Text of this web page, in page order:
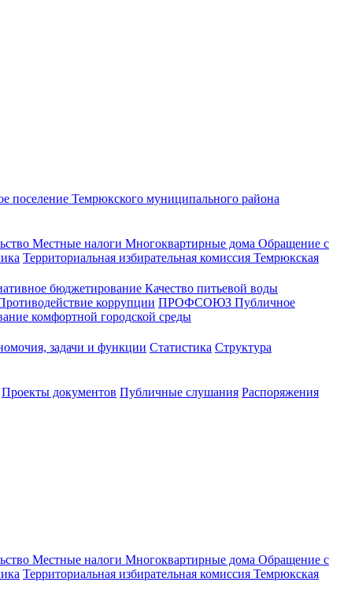
поселение Темрюкского муниципального района
Местные налоги Многоквартирные дома Обращение с
Территориальная избирательная комиссия Темрюкская
бюджетирование Качество питьевой воды
коррупции ПРОФСОЮЗ Публичное
комфортной городской среды
задачи и функции Статистика Структура
Проекты документов Публичные слушания Распоряжения
Местные налоги Многоквартирные дома Обращение с
Территориальная избирательная комиссия Темрюкская